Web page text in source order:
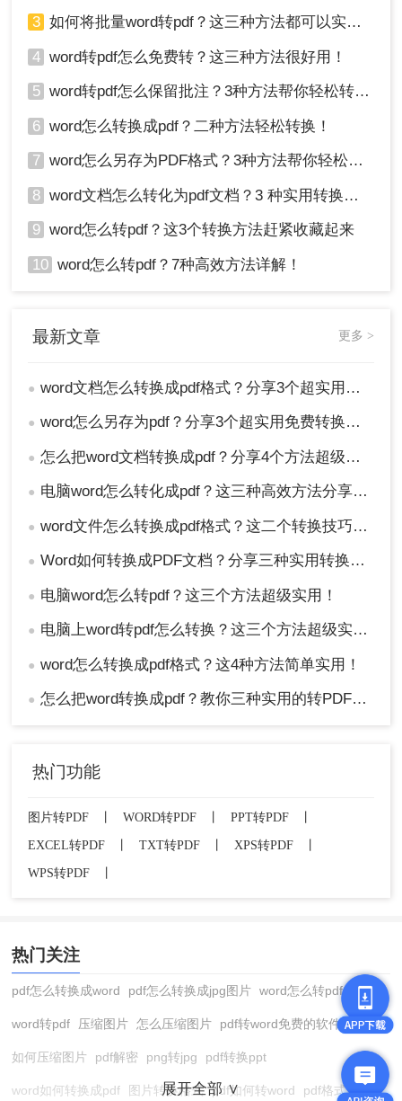
4、转换完成，打开就能看到转换后的PDF文件了。
相信大家看完都知道word文档怎么转换成pdf格式了
吧，方法是不是很简单呢~如果你身边也有朋友需要
3 如何将批量word转pdf？这三种方法都可以实现批量转换
4 word转pdf怎么免费转？这三种方法很好用！
5 word转pdf怎么保留批注？3种方法帮你轻松转换！
6 word怎么转换成pdf？二种方法轻松转换！
7 word怎么另存为PDF格式？3种方法帮你轻松转换!
8 word文档怎么转化为pdf文档？3 种实用转换方法，完美保留原文档格式！
9 word怎么转pdf？这3个转换方法赶紧收藏起来
10 word怎么转pdf？7种高效方法详解！
最新文章 更多 >
● word文档怎么转换成pdf格式？分享3个超实用转换方法！
● word怎么另存为pdf？分享3个超实用免费转换方法！
● 怎么把word文档转换成pdf？分享4个方法超级实用！
● 电脑word怎么转化成pdf？这三种高效方法分享给你！
● word文件怎么转换成pdf格式？这二个转换技巧职场人必知~
● Word如何转换成PDF文档？分享三种实用转换方法！
● 电脑word怎么转pdf？这三个方法超级实用！
● 电脑上word转pdf怎么转换？这三个方法超级实用！
● word怎么转换成pdf格式？这4种方法简单实用！
● 怎么把word转换成pdf？教你三种实用的转PDF方法！
热门功能
图片转PDF WORD转PDF PPT转PDF
EXCEL转PDF
TXT转PDF XPS转PDF
WPS转PDF
热门关注
pdf怎么转换成word pdf怎么转换成jpg图片 word怎么转pdf
word转pdf 压缩图片 怎么压缩图片 pdf转word免费的软件
如何压缩图片 pdf解密 png转jpg pdf转换ppt
word如何转换成pdf 图片转换格式 pdf如何转word pdf格式转换
展开全部 ∨